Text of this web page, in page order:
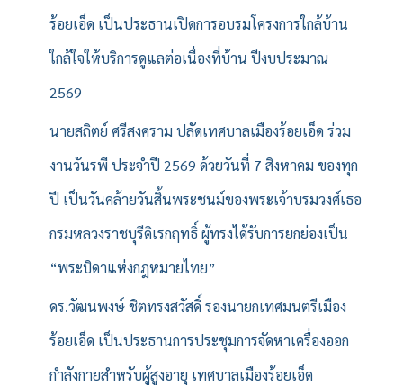
ร้อยเอ็ด เป็นประธานเปิดการอบรมโครงการใกล้บ้าน
ใกล้ใจให้บริการดูแลต่อเนื่องที่บ้าน ปีงบประมาณ
2569
นายสถิตย์ ศรีสงคราม ปลัดเทศบาลเมืองร้อยเอ็ด ร่วม
งานวันรพี ประจำปี 2569 ด้วยวันที่ 7 สิงหาคม ของทุก
ปี เป็นวันคล้ายวันสิ้นพระชนม์ของพระเจ้าบรมวงศ์เธอ
กรมหลวงราชบุรีดิเรกฤทธิ์ ผู้ทรงได้รับการยกย่องเป็น
“พระบิดาแห่งกฎหมายไทย”
ดร.วัฒนพงษ์ ชิตทรงสวัสดิ์ รองนายกเทศมนตรีเมือง
ร้อยเอ็ด เป็นประธานการประชุมการจัดหาเครื่องออก
กำลังกายสำหรับผู้สูงอายุ เทศบาลเมืองร้อยเอ็ด